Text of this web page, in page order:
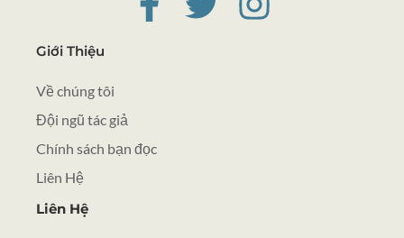
Giới Thiệu
Về chúng tôi
Đội ngũ tác giả
Chính sách bạn đọc
Liên Hệ
Liên Hệ